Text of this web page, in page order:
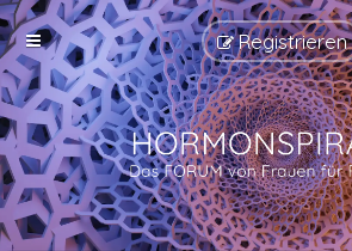
Registrieren